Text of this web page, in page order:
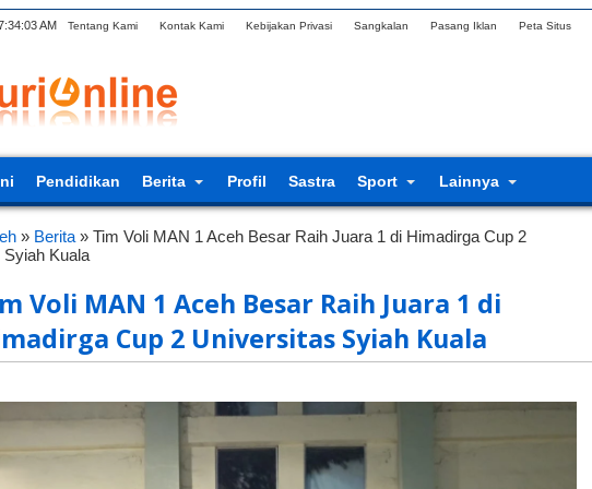
AM Tentang Kami Kontak Kami Kebijakan Privasi Sangkalan Pasang Iklan Peta Situs
Pendidikan Berita Profil Sastra Sport Lainnya
» Berita » Tim Voli MAN 1 Aceh Besar Raih Juara 1 di Himadirga Cup 2
Kuala
Voli MAN 1 Aceh Besar Raih Juara 1 di
Cup 2 Universitas Syiah Kuala